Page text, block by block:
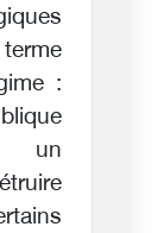
:
un